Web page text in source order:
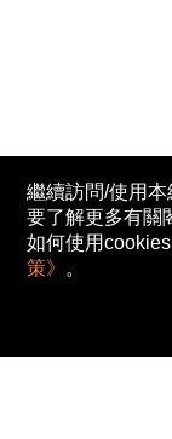
繼續訪問/使用本
要了解更多有關
如何使用
策》 。